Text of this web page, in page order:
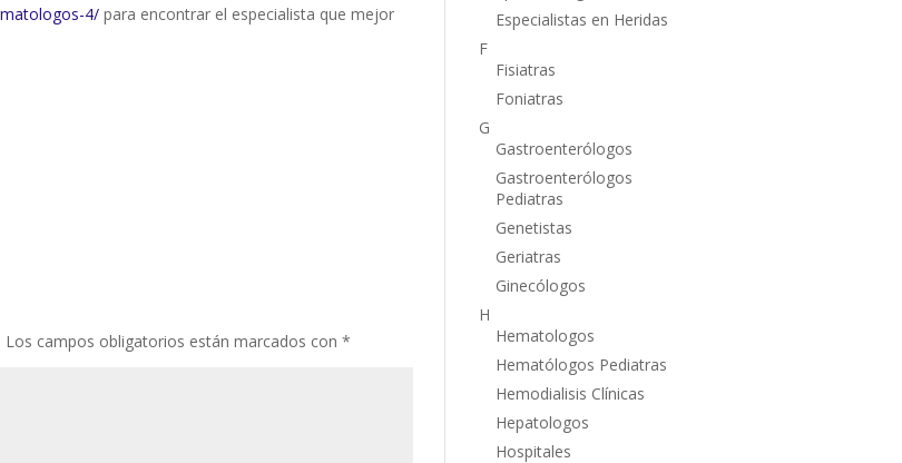
4/ para encontrar el especialista que mejor
Los campos obligatorios están marcados con *
Especialistas en Heridas
F
Fisiatras
Foniatras
G
Gastroenterólogos
Gastroenterólogos
Pediatras
Genetistas
Geriatras
Ginecólogos
H
Hematologos
Hematólogos Pediatras
Hemodialisis Clínicas
Hepatologos
Hospitales